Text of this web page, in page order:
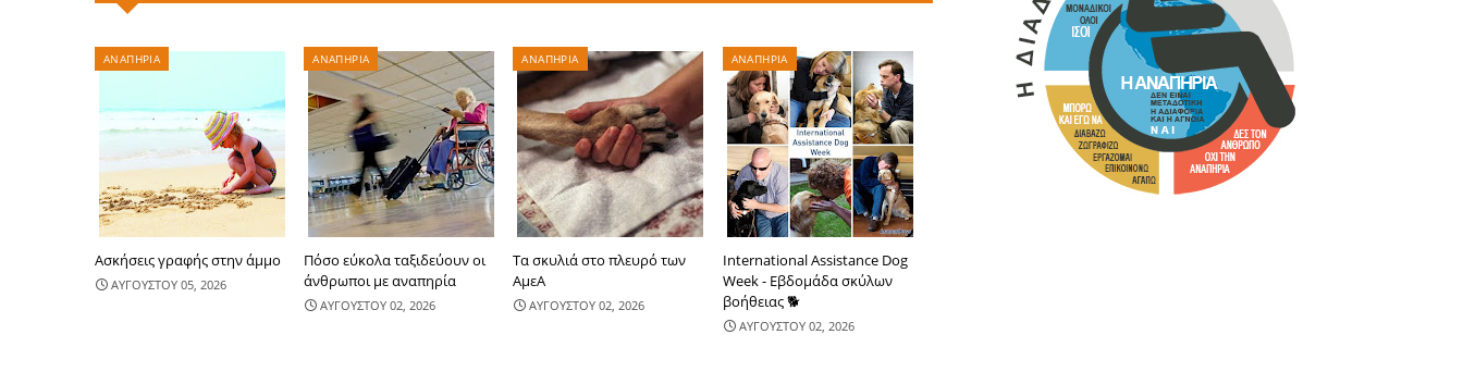
ΑΝΑΠΗΡΙΑ
Ασκήσεις γραφής στην άμμο
ΑΥΓΟΥΣΤΟΥ 05, 2026
ΑΝΑΠΗΡΙΑ
Πόσο εύκολα ταξιδεύουν οι
άνθρωποι με αναπηρία
ΑΥΓΟΥΣΤΟΥ 02, 2026
ΑΝΑΠΗΡΙΑ
Τα σκυλιά στο πλευρό των
ΑμεΑ
ΑΥΓΟΥΣΤΟΥ 02, 2026
ΑΝΑΠΗΡΙΑ
International Assistance Dog
Week - Εβδομάδα σκύλων
βοήθειας 🐕
ΑΥΓΟΥΣΤΟΥ 02, 2026